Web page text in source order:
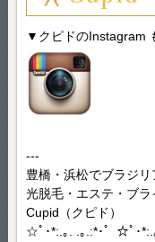
▼クピドのInstagram
---
豊橋・浜松でブラジ
光脱毛・エステ・ブ
Cupid（クピド）
☆ﾟ･*:.｡. .｡.:*･゜☆ﾟ･*:.